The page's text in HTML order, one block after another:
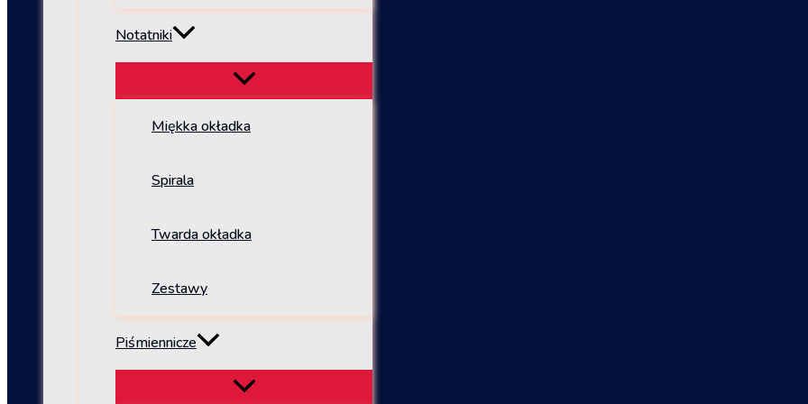
Notatniki
Miękka okładka
Spirala
Twarda okładka
Zestawy
Piśmiennicze